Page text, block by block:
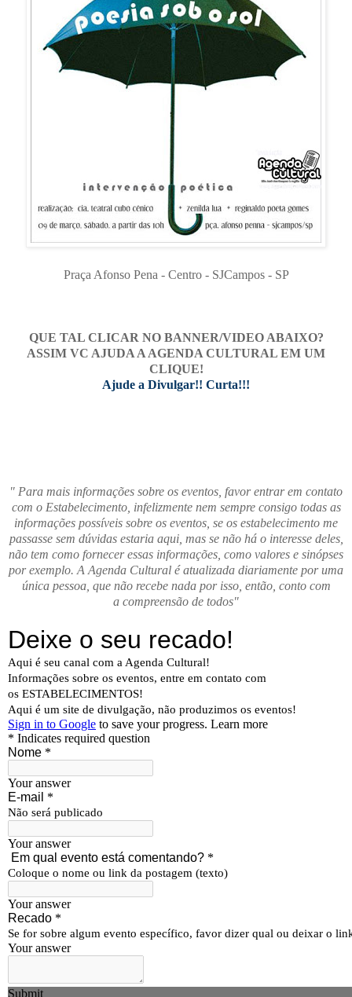
Praça Afonso Pena - Centro - SJCampos - SP
QUE TAL CLICAR NO BANNER/VIDEO ABAIXO?
ASSIM VC AJUDA A AGENDA CULTURAL EM UM
CLIQUE!
Ajude a Divulgar!! Curta!!!
" Para mais informações sobre os eventos, favor entrar em contato
com o Estabelecimento, infelizmente nem sempre consigo todas as
informações possíveis sobre os eventos, se os estabelecimento me
passasse sem dúvidas estaria aqui, mas se não há o interesse deles,
não tem como fornecer essas informações, como valores e sinópses
por exemplo. A Agenda Cultural é atualizada diariamente por uma
única pessoa, que não recebe nada por isso, então, conto com
a compreensão de todos"